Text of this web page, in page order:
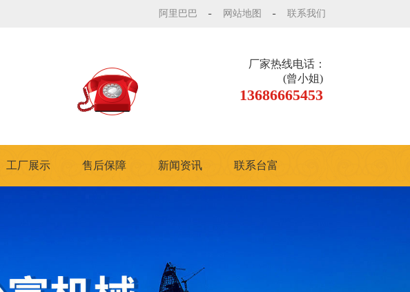
联系我们
网站地图
阿里巴巴
厂家热线电话：
(曾小姐)
13686665453
工厂展示 售后保障 新闻资讯 联系台富